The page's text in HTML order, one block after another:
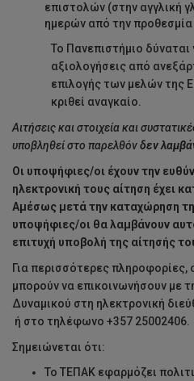
επιστολών (στην αγγλική
ημερών από την
Το Πανεπιστήμιο δύναται
αξιολογήσεις από
επιλογής των μελών της
κριθεί αναγκαίο.
Αιτήσεις και στοιχεία και
υποβληθεί στο παρελθόνδεν
Οι υποψήφιες/οι έχουν την
ηλεκτρονική τους αίτηση έχει
Αμέσως μετά την καταχώρηση
υποψήφιες/οι θα λαμβάνουν
επιτυχή υποβολή της αίτησής
Για περισσότερες πληροφορίες,
μπορούν να επικοινωνήσουν με
Δυναμικού στη ηλεκτρονική
ή στο τηλέφωνο +357 25002406.
Σημειώνεται ότι:
Το ΤΕΠΑΚ εφαρμόζει